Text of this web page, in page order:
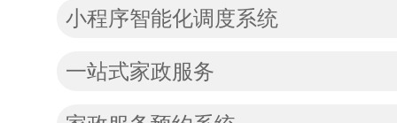
小程序智能化调度系统
一站式家政服务